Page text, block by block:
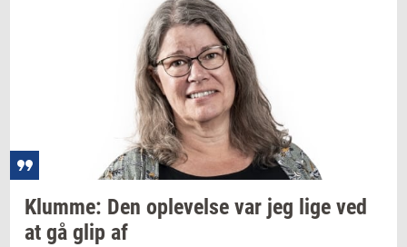
Klum­me: Den op­le­vel­se var jeg lige ved
at gå glip af